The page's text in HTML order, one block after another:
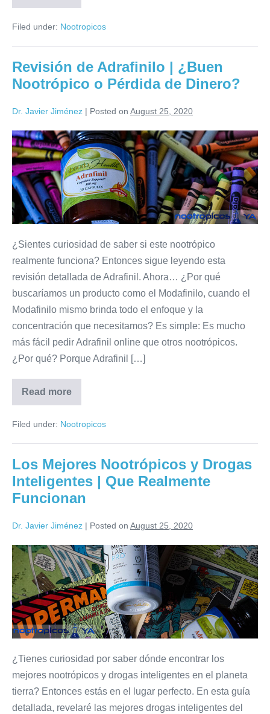
Filed under: Nootropicos
Revisión de Adrafinilo | ¿Buen
Nootrópico o Pérdida de Dinero?
Dr. Javier Jiménez | Posted on August 25, 2020
¿Sientes curiosidad de saber si este nootrópico
realmente funciona? Entonces sigue leyendo esta
revisión detallada de Adrafinil. Ahora… ¿Por qué
buscaríamos un producto como el Modafinilo, cuando el
Modafinilo mismo brinda todo el enfoque y la
concentración que necesitamos? Es simple: Es mucho
más fácil pedir Adrafinil online que otros nootrópicos.
¿Por qué? Porque Adrafinil […]
Read more
Filed under: Nootropicos
Los Mejores Nootrópicos y Drogas
Inteligentes | Que Realmente
Funcionan
Dr. Javier Jiménez | Posted on August 25, 2020
¿Tienes curiosidad por saber dónde encontrar los
mejores nootrópicos y drogas inteligentes en el planeta
tierra? Entonces estás en el lugar perfecto. En esta guía
detallada, revelaré las mejores drogas inteligentes del